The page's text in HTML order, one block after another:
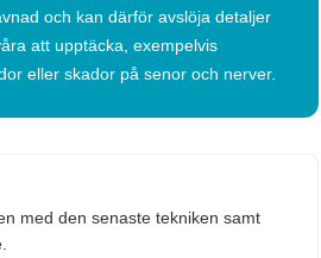
och kan därför avslöja detaljer
att upptäcka, exempelvis
eller skador på senor och nerver.
med den senaste tekniken samt